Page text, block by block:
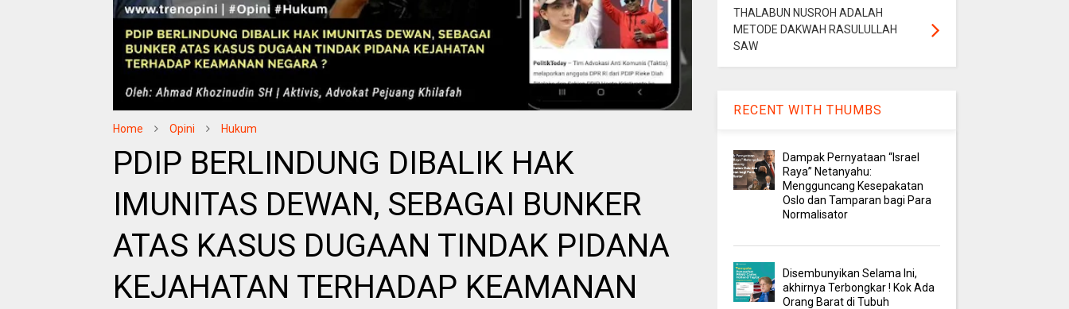
Home Opini Hukum
PDIP BERLINDUNG DIBALIK HAK
IMUNITAS DEWAN, SEBAGAI BUNKER
ATAS KASUS DUGAAN TINDAK PIDANA
KEJAHATAN TERHADAP KEAMANAN
THALABUN NUSROH ADALAH
METODE DAKWAH RASULULLAH
SAW
RECENT WITH THUMBS
Dampak Pernyataan “Israel
Raya” Netanyahu:
Mengguncang Kesepakatan
Oslo dan Tamparan bagi Para
Normalisator
Disembunyikan Selama Ini,
akhirnya Terbongkar ! Kok Ada
Orang Barat di Tubuh